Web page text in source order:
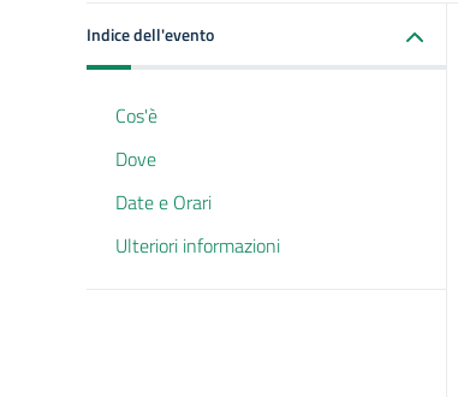
Indice dell'evento
Cos'è
Dove
Date e Orari
Ulteriori informazioni